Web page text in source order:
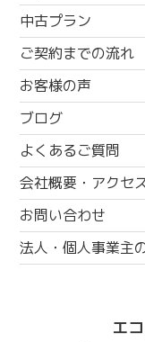
中古プラン
ご契約までの流れ
お客様の声
ブログ
よくあるご質問
会社概要・アクセ
お問い合わせ
法人・個人事業主
エ